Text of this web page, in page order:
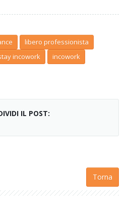
libero professionista
incowork
incowork
IL POST:
Torna